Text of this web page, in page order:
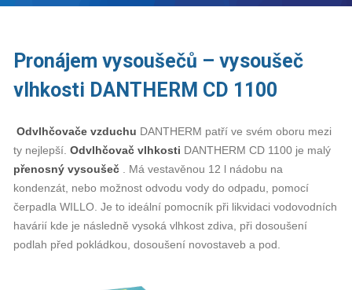
Pronájem vysoušečů – vysoušeč
vlhkosti DANTHERM CD 1100
Odvlhčovače vzduchu DANTHERM patří ve svém oboru mezi
ty nejlepší. Odvlhčovač vlhkosti DANTHERM CD 1100 je malý
přenosný vysoušeč . Má vestavěnou 12 l nádobu na
kondenzát, nebo možnost odvodu vody do odpadu, pomocí
čerpadla WILLO. Je to ideální pomocník při likvidaci vodovodních
havárií kde je následně vysoká vlhkost zdiva, při dosoušení
podlah před pokládkou, dosoušení novostaveb a pod.